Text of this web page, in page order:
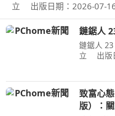
立 出版日期：2026-07-
惡魔盤算的恐怖計畫，小
同時想消除死之惡魔的公安
鏈鋸人
鏈鋸人
立 出版
死之惡
在兩個選
致富心
版）：